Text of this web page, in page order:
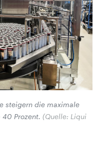
steigern die maximale
Prozent. (Quelle: Liqui